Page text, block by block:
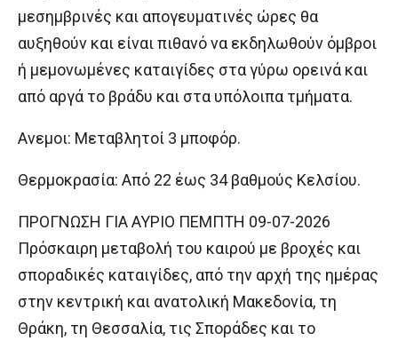
μεσημβρινές και απογευματινές ώρες θα
αυξηθούν και είναι πιθανό να εκδηλωθούν όμβροι
ή μεμονωμένες καταιγίδες στα γύρω ορεινά και
από αργά το βράδυ και στα υπόλοιπα τμήματα.
Ανεμοι: Μεταβλητοί 3 μποφόρ.
Θερμοκρασία: Από 22 έως 34 βαθμούς Κελσίου.
ΠΡΟΓΝΩΣΗ ΓΙΑ ΑΥΡΙΟ ΠΕΜΠΤΗ 09-07-2026
Πρόσκαιρη μεταβολή του καιρού με βροχές και
σποραδικές καταιγίδες, από την αρχή της ημέρας
στην κεντρική και ανατολική Μακεδονία, τη
Θράκη, τη Θεσσαλία, τις Σποράδες και το